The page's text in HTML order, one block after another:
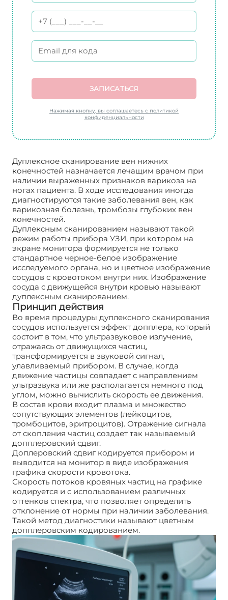
ЗАПИСАТЬСЯ
Нажимая кнопку, вы соглашаетесь с политикой
конфиденциальности
Дуплексное сканирование вен нижних
конечностей назначается лечащим врачом при
наличии выраженных признаков варикоза на
ногах пациента. В ходе исследования иногда
диагностируются такие заболевания вен, как
варикозная болезнь, тромбозы глубоких вен
конечностей.
Дуплексным сканированием называют такой
режим работы прибора УЗИ, при котором на
экране монитора формируется не только
стандартное черное-белое изображение
исследуемого органа, но и цветное изображение
сосудов с кровотоком внутри них. Изображение
сосуда с движущейся внутри кровью называют
дуплексным сканированием.
Принцип действия
Во время процедуры дуплексного сканирования
сосудов используется эффект допплера, который
состоит в том, что ультразвуковое излучение,
отражаясь от движущихся частиц,
трансформируется в звуковой сигнал,
улавливаемый прибором. В случае, когда
движение частицы совпадает с направлением
ультразвука или же располагается немного под
углом, можно вычислить скорость ее движения.
В состав крови входит плазма и множество
сопутствующих элементов (лейкоцитов,
тромбоцитов, эритроцитов). Отражение сигнала
от скопления частиц создает так называемый
допплеровский сдвиг.
Доплеровский сдвиг кодируется прибором и
выводится на монитор в виде изображения
графика скорости кровотока.
Скорость потоков кровяных частиц на графике
кодируется и с использованием различных
оттенков спектра, что позволяет определить
отклонение от нормы при наличии заболевания.
Такой метод диагностики называют цветным
допплеровским кодированием.